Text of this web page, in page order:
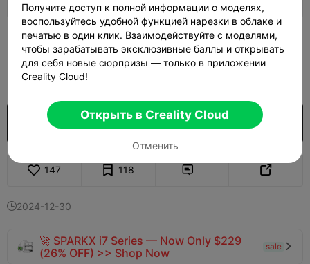
Узнать больше
700
Покупка
147 118  
2024-12-30
🚀 SPARKX i7 Series — Now Only $229
(26% OFF) >> Shop Now
sale 
Получите доступ к полной информации о моделях,
воспользуйтесь удобной функцией нарезки в облаке и
печатью в один клик. Взаимодействуйте с моделями,
чтобы зарабатывать эксклюзивные баллы и открывать
для себя новые сюрпризы — только в приложении
Creality Cloud!
Открыть в Creality Cloud
Отменить